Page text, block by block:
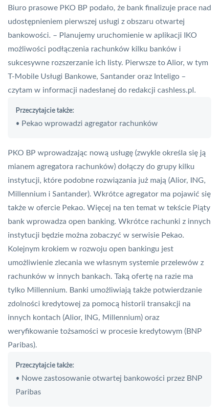
Biuro prasowe PKO BP podało, że bank finalizuje prace nad
udostępnieniem pierwszej usługi z obszaru otwartej
bankowości. – Planujemy uruchomienie w aplikacji
IKO
możliwości podłączenia rachunków kilku banków i
sukcesywne rozszerzanie ich listy. Pierwsze to Alior, w tym
T-Mobile Usługi Bankowe, Santander oraz Inteligo –
czytam w informacji nadesłanej do redakcji cashless.pl.
Przeczytajcie także:
• Pekao wprowadzi agregator rachunków
PKO BP wprowadzając nową usługę (zwykle określa się ją
mianem agregatora rachunków) dołączy do grupy kilku
instytucji, które podobne rozwiązania już mają (Alior, ING,
Millennium i Santander). Wkrótce agregator ma pojawić się
także w ofercie Pekao. Więcej na ten temat w tekście Piąty
bank wprowadza open banking. Wkrótce rachunki z innych
instytucji będzie można zobaczyć w serwisie Pekao.
Kolejnym krokiem w rozwoju open bankingu jest
umożliwienie zlecania we własnym systemie przelewów z
rachunków w innych bankach. Taką ofertę na razie ma
tylko Millennium. Banki umożliwiają także potwierdzanie
zdolności kredytowej za pomocą historii transakcji na
innych kontach (Alior, ING, Millennium) oraz
weryfikowanie tożsamości w procesie kredytowym (BNP
Paribas).
Przeczytajcie także:
• Nowe zastosowanie otwartej bankowości przez BNP
Paribas